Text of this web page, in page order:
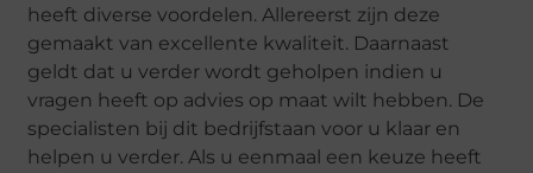
heeft diverse voordelen. Allereerst zijn deze
gemaakt van excellente kwaliteit. Daarnaast
geldt dat u verder wordt geholpen indien u
vragen heeft op advies op maat wilt hebben. De
specialisten bij dit bedrijfstaan voor u klaar en
helpen u verder. Als u eenmaal een keuze heeft